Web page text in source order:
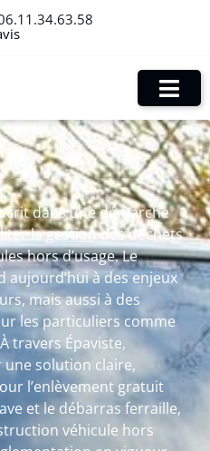
dans une démarche
la gestion des déchets
hors d’usage. Le
à des enjeux
mais aussi à des
les particuliers comme
travers Épaviste,
une solution claire,
l’enlèvement gratuit
et le débarras ferraille,
véhicule hors